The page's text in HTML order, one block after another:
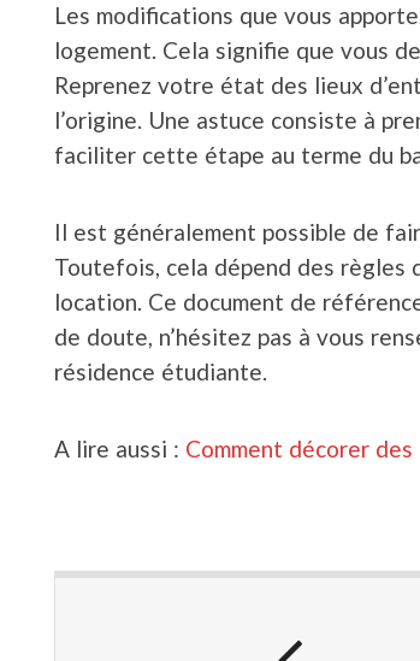
Les modifications que vous
logement. Cela signifie que vous
Reprenez votre état des lieux
l’origine. Une astuce consiste à
faciliter cette étape au terme du
Il est généralement possible de
Toutefois, cela dépend des
location. Ce document de
de doute, n’hésitez pas à vous
résidence étudiante.
A lire aussi : Comment décorer des